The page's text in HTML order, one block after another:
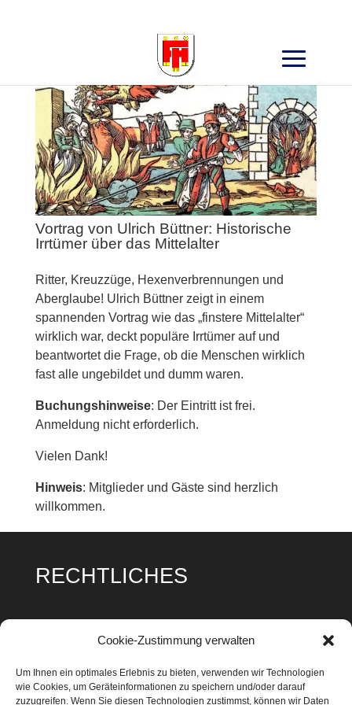
Cookie-Zustimmung verwalten
Um Ihnen ein optimales Erlebnis zu bieten, verwenden wir Technologien
wie Cookies, um Geräteinformationen zu speichern und/oder darauf
zuzugreifen. Wenn Sie diesen Technologien zustimmst, können wir Daten
Vortrag von Ulrich Büttner: Historische
Irrtümer über das Mittelalter
Ritter, Kreuzzüge, Hexenverbrennungen und
Aberglaube! Ulrich Büttner zeigt in einem
spannenden Vortrag wie das „finstere Mittelalter“
wirklich war, deckt populäre Irrtümer auf und
beantwortet die Frage, ob die Menschen wirklich
fast alle ungebildet und dumm waren.
Buchungshinweise: Der Eintritt ist frei.
Anmeldung nicht erforderlich.
Vielen Dank!
Hinweis: Mitglieder und Gäste sind herzlich
willkommen.
RECHTLICHES
Datenschutz
Cookie Richtlinie